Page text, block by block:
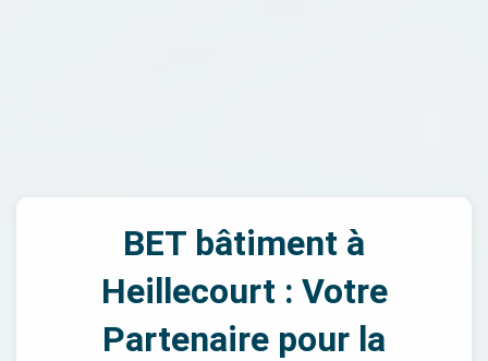
BET bâtiment à
Heillecourt : Votre
Partenaire pour la